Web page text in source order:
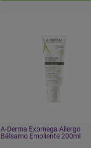
A-Derma Exomega Allergo
Bálsamo Emoliente 200ml